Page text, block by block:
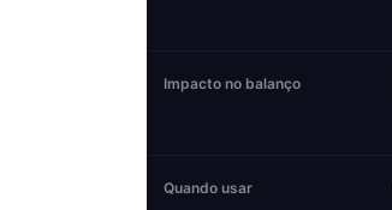
Impacto no balanço
Quando usar